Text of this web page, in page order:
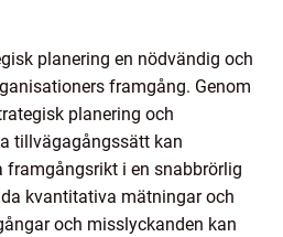
planering en nödvändig och
framgång. Genom
planering och
tillvägagångssätt kan
framgångsrikt i en snabbrörlig
kvantitativa mätningar och
och misslyckanden kan